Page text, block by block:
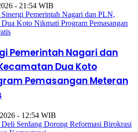
- 21:54 WIB
Pemerintah Nagari dan
Dua Koto
Pemasangan Meteran
- 12:54 WIB